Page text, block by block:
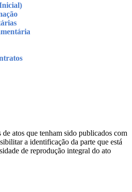
atos que tenham sido publicados com
a identificação da parte que está
de reprodução integral do ato